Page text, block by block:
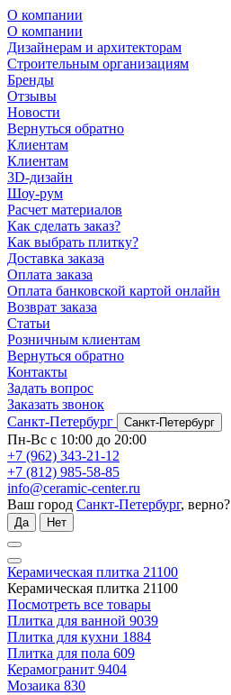
О компании
О компании
Дизайнерам и архитекторам
Строительным организациям
Бренды
Отзывы
Новости
Вернуться обратно
Клиентам
Клиентам
3D-дизайн
Шоу-рум
Расчет материалов
Как сделать заказ?
Как выбрать плитку?
Доставка заказа
Оплата заказа
Оплата банковской картой онлайн
Возврат заказа
Статьи
Розничным клиентам
Вернуться обратно
Контакты
Задать вопрос
Заказать звонок
Санкт-Петербург
Санкт-Петербург
Пн-Вс с 10:00 до 20:00
+7 (962) 343-21-12
+7 (812) 985-58-85
info@ceramic-center.ru
Ваш город Санкт-Петербург, верно?
Да Нет
Керамическая плитка 21100
Керамическая плитка 21100
Посмотреть все товары
Плитка для ванной 9039
Плитка для кухни 1884
Плитка для пола 609
Керамогранит 9404
Мозаика 830